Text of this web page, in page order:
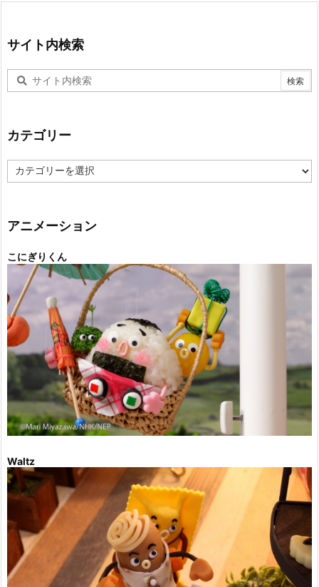
サイト内検索
カテゴリー
テ
ー
アニメーション
こにぎりくん
Waltz